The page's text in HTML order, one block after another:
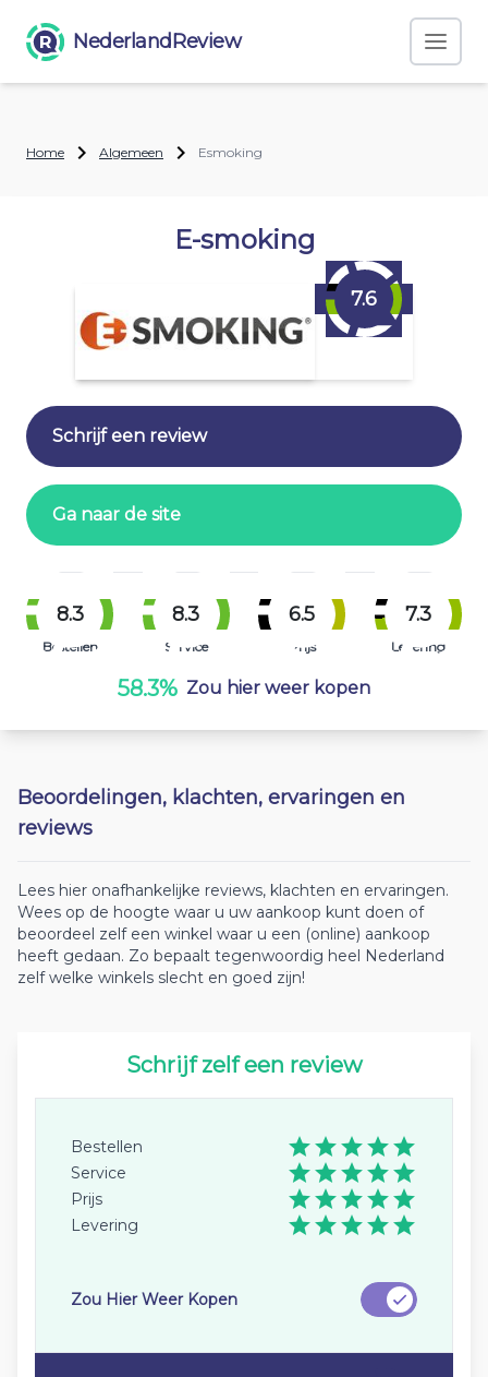
NederlandReview
Home Algemeen Esmoking
E-smoking
7.6
Schrijf een review
Ga naar de site
8.3
Bestellen
8.3
Service
6.5
Prijs
7.3
Levering
58.3% Zou hier weer kopen
Beoordelingen, klachten, ervaringen en
reviews
Lees hier onafhankelijke reviews, klachten en ervaringen.
Wees op de hoogte waar u uw aankoop kunt doen of
beoordeel zelf een winkel waar u een (online) aankoop
heeft gedaan. Zo bepaalt tegenwoordig heel Nederland
zelf welke winkels slecht en goed zijn!
Schrijf zelf een review
Bestellen
Service
Prijs
Levering
Zou Hier Weer Kopen